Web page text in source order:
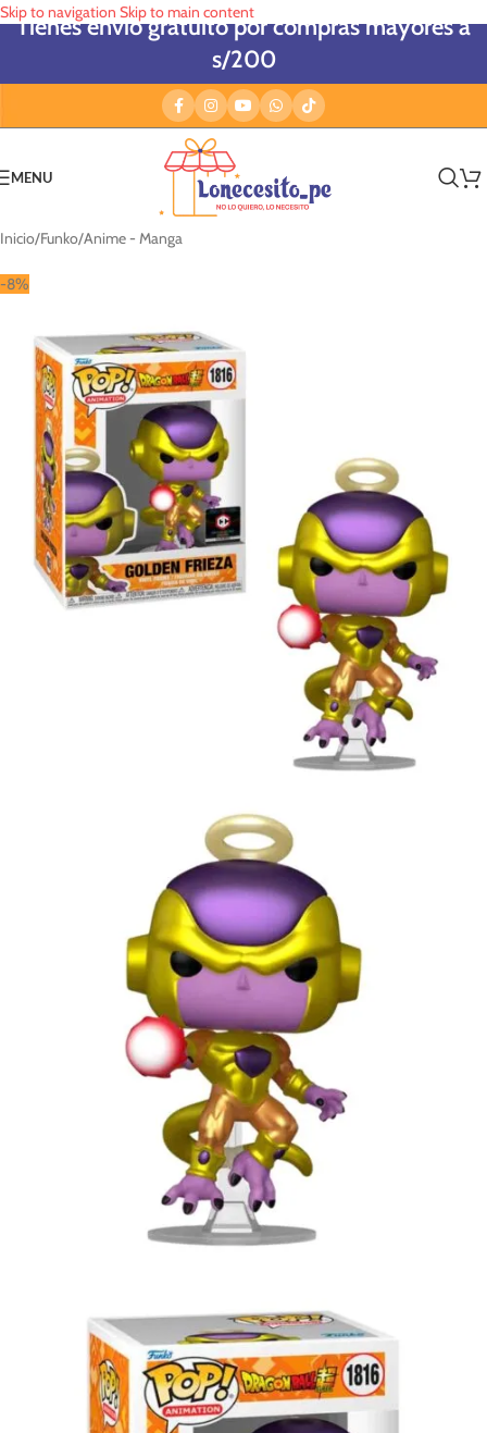
Skip to navigation Skip to main content
Tienes envío gratuito por compras mayores a
s/200
MENU
Inicio/Funko/Anime - Manga
-8%